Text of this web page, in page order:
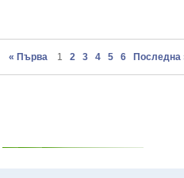
« Първа 1 2 3 4 5 6 Последна